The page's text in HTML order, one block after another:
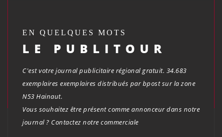
EN QUELQUES MOTS
LE PUBLITOUR
C'est votre journal publicitaire régional gratuit. 34.683
exemplaires exemplaires distribués par bpost sur la zone
N53 Hainaut.
Vous souhaitez être présent comme annonceur dans notre
journal ? Contactez notre commerciale